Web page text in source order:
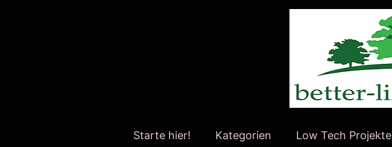
Starte hier! Kategorien Low Tech Projekte